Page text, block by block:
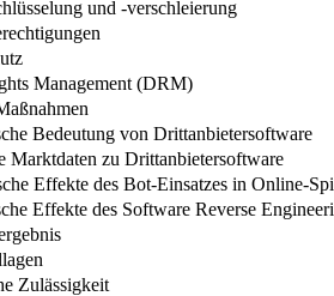
und -​verschleierung
Management (DRM)
Bedeutung von Drittanbietersoftware
Marktdaten zu Drittanbietersoftware
Effekte des Bot-​Einsatzes in Online-​
Effekte des Software Reverse
Zulässigkeit